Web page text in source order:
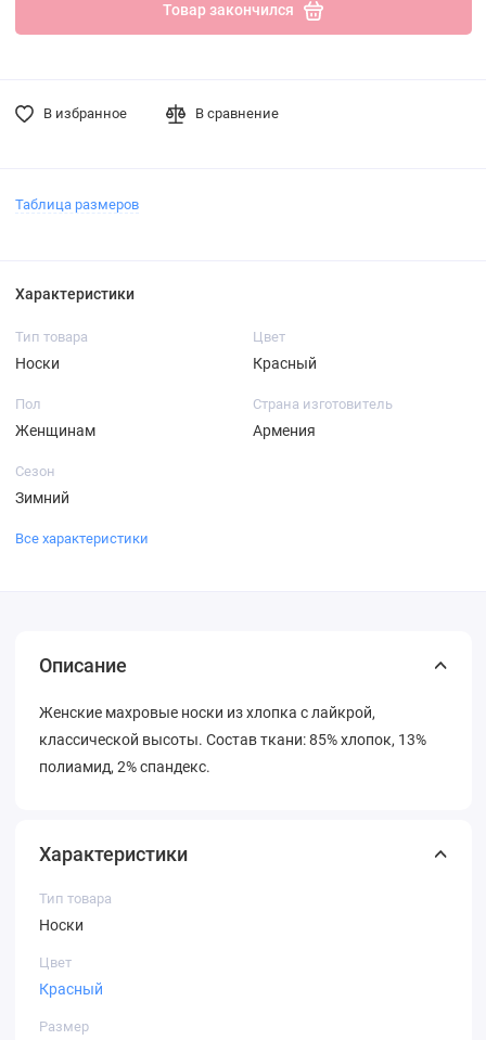
Товар закончился
В избранное В сравнение
Таблица размеров
Характеристики
Тип товара
Носки
Цвет
Красный
Пол
Женщинам
Страна изготовитель
Армения
Сезон
Зимний
Все характеристики
Описание
Женские махровые носки из хлопка с лайкрой,
классической высоты. Состав ткани: 85% хлопок, 13%
полиамид, 2% спандекс.
Характеристики
Тип товара
Носки
Цвет
Красный
Размер